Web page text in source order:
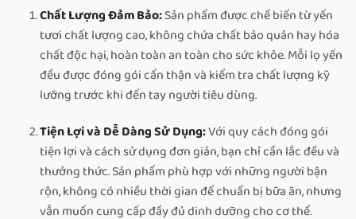
Chất Lượng Đảm Bảo:Sản phẩm được chế biến từ yến
tươi chất lượng cao, không chứa chất bảo quản hay hóa
chất độc hại, hoàn toàn an toàn cho sức khỏe. Mỗi lọ yến
đều được đóng gói cẩn thận và kiểm tra chất lượng kỹ
lưỡng trước khi đến tay người tiêu dùng.
Tiện Lợi và Dễ Dàng Sử Dụng:Với quy cách đóng gói
tiện lợi và cách sử dụng đơn giản, bạn chỉ cần lắc đều và
thưởng thức. Sản phẩm phù hợp với những người bận
rộn, không có nhiều thời gian để chuẩn bị bữa ăn, nhưng
vẫn muốn cung cấp đầy đủ dinh dưỡng cho cơ thể.